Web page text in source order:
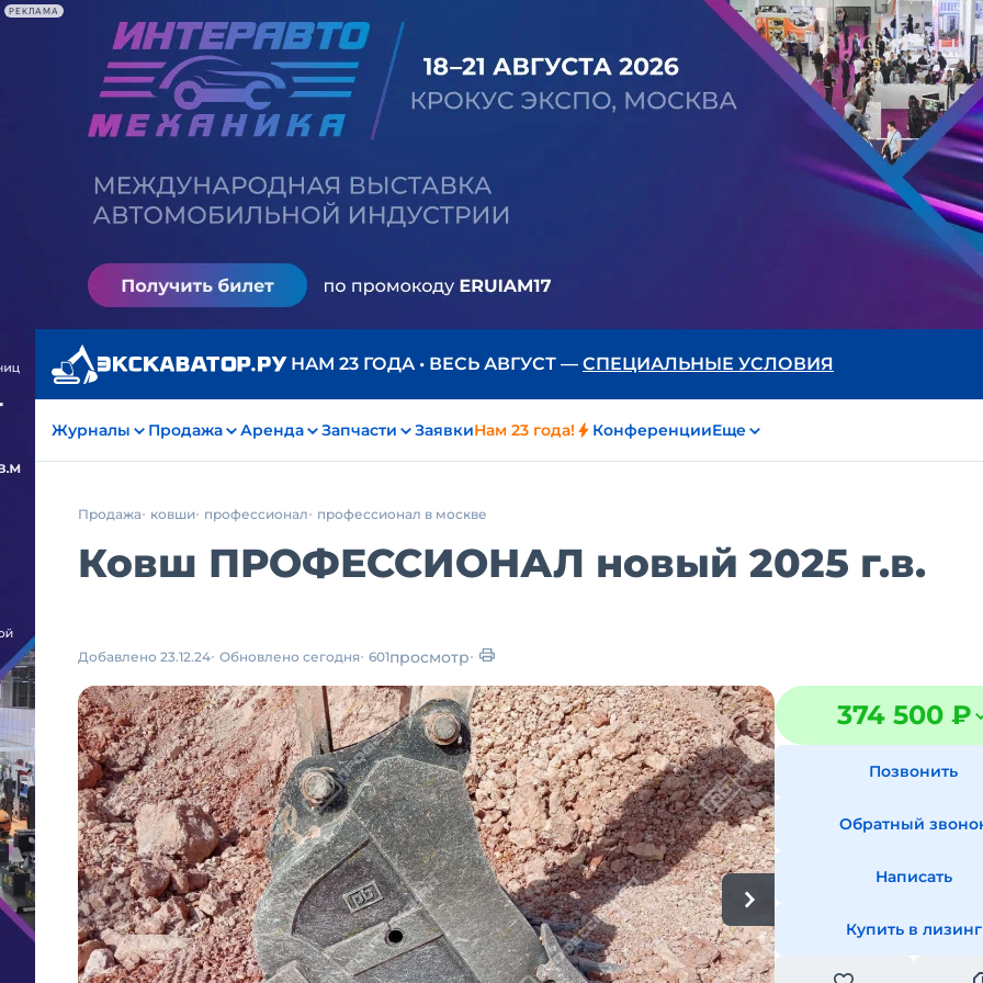
РЕКЛАМА
НАМ 23 ГОДА • ВЕСЬ АВГУСТ — СПЕЦИАЛЬНЫЕ УСЛОВИЯ
Журналы Продажа Аренда Запчасти ЗаявкиНам 23 года! КонференцииЕще
Продажа ковши профессионал профессионал в москве
Ковш ПРОФЕССИОНАЛ новый 2025 г.в.
Добавлено 23.12.24 Обновлено сегодня 601просмотр
374 500 ₽
Позвонить
Обратный
Написать
Купить в лизинг